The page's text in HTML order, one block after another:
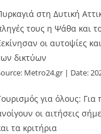
στη Δυτική
τους η Ψάθα και
οι αυτοψίες
δικτύων
Metro24.gr Date:
για όλους:
οι αιτήσεις
τα κριτήρια